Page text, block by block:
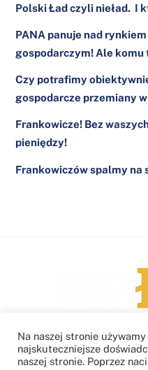
Polski Ład czyli nieład. I
PANA panuje nad
gospodarczym! Ale komu
Czy potrafimy
gospodarcze przemiany
Frankowicze! Bez
pieniędzy!
Frankowiczów spalmy na
Na naszej stronie
najskuteczniejsze
naszej stronie. Poprzez